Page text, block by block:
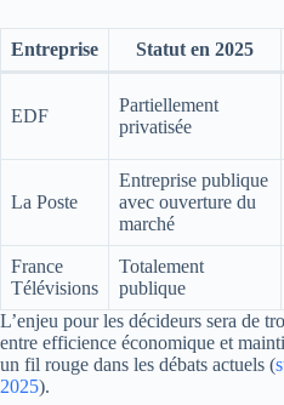
Entreprise Statut en 2025
EDF
Partiellement
privatisée
La Poste
Entreprise publique
avec ouverture du
marché
France
Télévisions
Totalement
publique
L’enjeu pour les décideurs sera de
entre efficience économique et
un fil rouge dans les débats actuels (
2025).